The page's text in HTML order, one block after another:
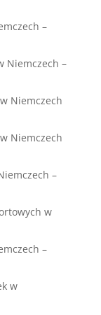
–
Niemczech –
Niemczech
Niemczech
–
w
–
w